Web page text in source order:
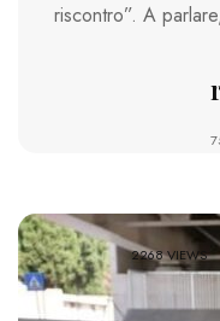
riscontro”. A
2268 VIEWS